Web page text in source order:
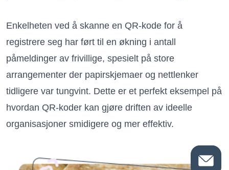
Enkelheten ved å skanne en QR-kode for å
registrere seg har ført til en økning i antall
påmeldinger av frivillige, spesielt på store
arrangementer der papirskjemaer og nettlenker
tidligere var tungvint. Dette er et perfekt eksempel på
hvordan QR-koder kan gjøre driften av ideelle
organisasjoner smidigere og mer effektiv.